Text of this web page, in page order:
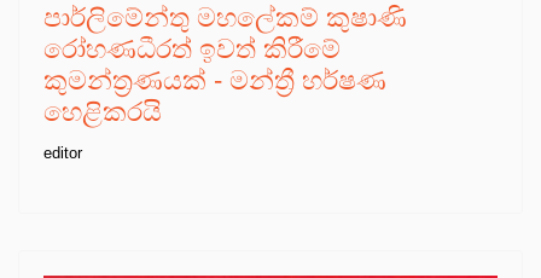
පාර්ලිමේන්තු මහලේකම් කුෂාණි
රෝහණධීරත් ඉවත් කිරීමේ
කුමන්ත්‍රණයක් - මන්ත්‍රී හර්ෂණ
හෙළිකරයි
editor